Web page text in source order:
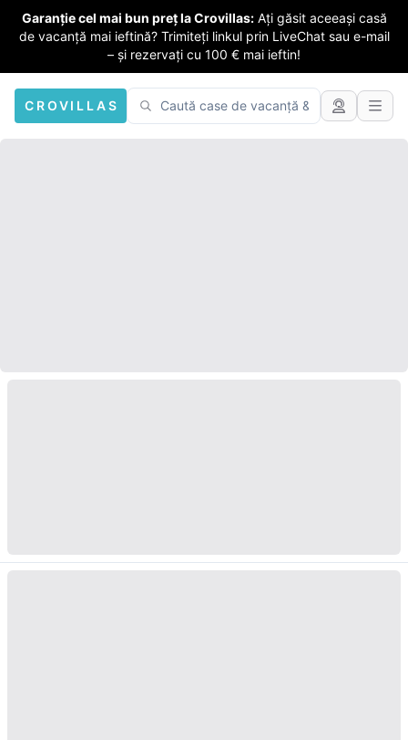
Garanție cel mai bun preț la Crovillas: Ați găsit aceeași casă
de vacanță mai ieftină? Trimiteți linkul prin LiveChat sau e-mail
– și rezervați cu 100 € mai ieftin!
CROVILLAS